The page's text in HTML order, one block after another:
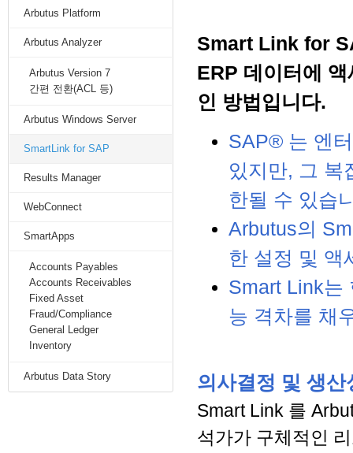
Arbutus Platform
Arbutus Analyzer
Arbutus Version 7
간편 전환(ACL 등)
Arbutus Windows Server
SmartLink for SAP
Results Manager
WebConnect
SmartApps
Accounts Payables
Accounts Receivables
Fixed Asset
Fraud/Compliance
General Ledger
Inventory
Arbutus Data Story
Smart Link for
ERP 데이터에
인 방법입니다.
SAP® 는 엔
있지만, 그 복
한될 수 있습
Arbutus의
한 설정 및 액
Smart Link는
능 격차를 채
의사결정 및 생산
Smart Link 를
석가가 구체적인